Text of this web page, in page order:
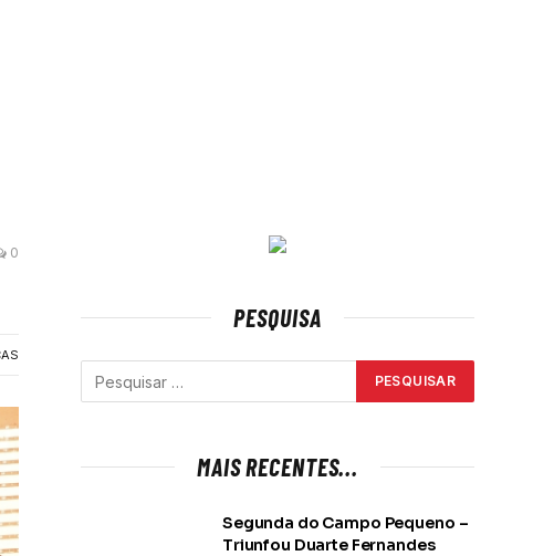
0
PESQUISA
MAIS RECENTES...
Segunda do Campo Pequeno –
Triunfou Duarte Fernandes